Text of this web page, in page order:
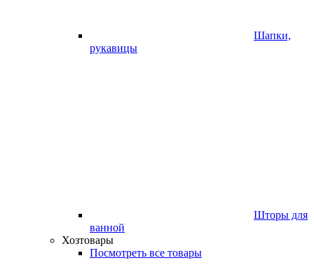
Шапки,
рукавицы
Шторы для
ванной
Хозтовары
Посмотреть все товары